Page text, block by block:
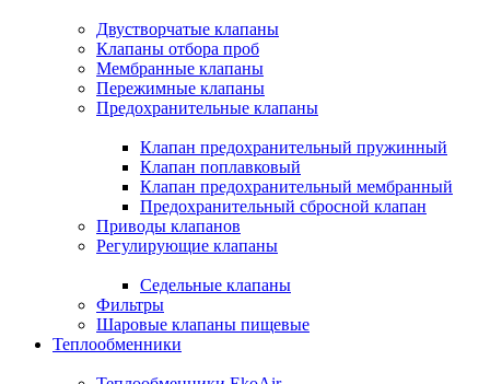
Двустворчатые клапаны
Клапаны отбора проб
Мембранные клапаны
Пережимные клапаны
Предохранительные клапаны
Клапан предохранительный пружинный
Клапан поплавковый
Клапан предохранительный мембранный
Предохранительный сбросной клапан
Приводы клапанов
Регулирующие клапаны
Седельные клапаны
Фильтры
Шаровые клапаны пищевые
Теплообменники